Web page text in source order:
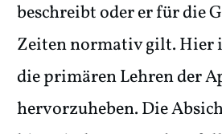
beschreibt oder er für die
Zeiten normativ gilt. Hier
die primären Lehren der
hervorzuheben. Die